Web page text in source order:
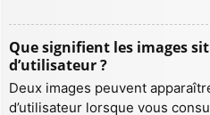
Que signifient les images
d’utilisateur ?
Deux images peuvent
d’utilisateur lorsque vous